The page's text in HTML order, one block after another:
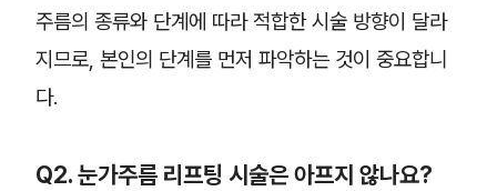
주름의 종류와 단계에 따라 적합한 시술 방향이 달라
지므로, 본인의 단계를 먼저 파악하는 것이 중요합니
다.
Q2. 눈가주름 리프팅 시술은 아프지 않나요?